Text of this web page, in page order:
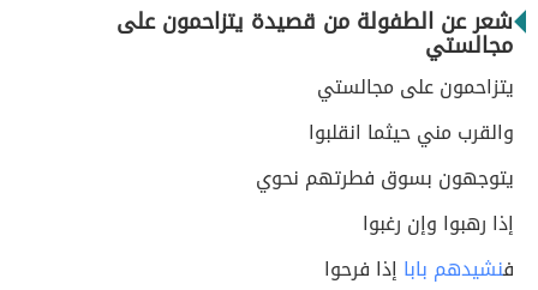
شعر عن الطفولة من قصيدة يتزاحمون على
مجالستي
يتزاحمون على مجالستي
والقرب مني حيثما انقلبوا
يتوجهون بسوق فطرتهم نحوي
إذا رهبوا وإن رغبوا
فنشيدهم بابا إذا فرحوا